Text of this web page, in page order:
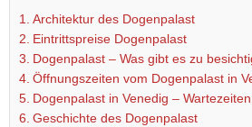
Architektur des Dogenpalast
Eintrittspreise Dogenpalast
Dogenpalast – Was gibt es zu
Öffnungszeiten vom Dogenpalast in
Dogenpalast in Venedig – Wartezeiten
Geschichte des Dogenpalast